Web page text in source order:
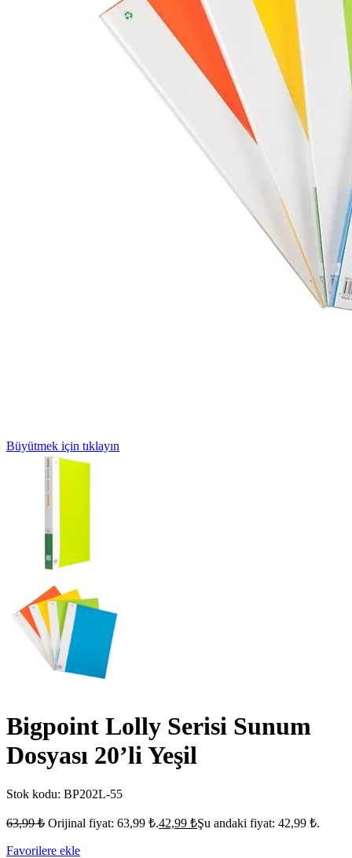
Büyütmek için tıklayın
Bigpoint Lolly Serisi Sunum
Dosyası 20’li Yeşil
Stok kodu: BP202L-55
63,99₺ Orijinal fiyat: 63,99 ₺.42,99 ₺Şu andaki fiyat: 42,99 ₺.
Favorilere ekle